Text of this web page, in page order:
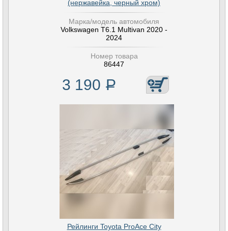
(нержавейка, черный хром)
Марка/модель автомобиля
Volkswagen T6.1 Multivan 2020 -
2024
Номер товара
86447
3 190 Р
Рейлинги Toyota ProAce City